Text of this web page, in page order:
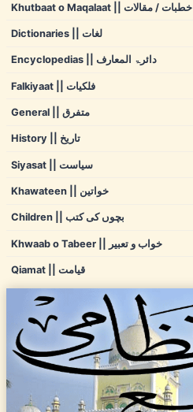
Khutbaat o Maqalaat || خطبات / مقالات
Dictionaries || لغات
Encyclopedias || دائرۃ المعارف
Falkiyaat || فلکیات
General || متفرق
History || تاریخ
Siyasat || سیاست
Khawateen || خواتین
Children || بچوں کی کتب
Khwaab o Tabeer || خواب و تعبیر
Qiamat || قیامت